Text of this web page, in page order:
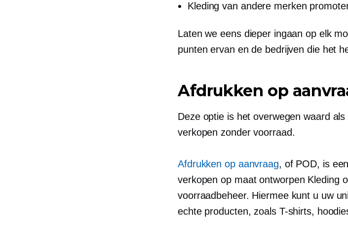
Kleding van andere merken
Laten we eens dieper ingaan op elk
punten ervan en de bedrijven die het
Afdrukken op
Deze optie is het overwegen waard
verkopen zonder voorraad.
Afdrukken op aanvraag, of POD, is
verkopenop maat ontworpen Kleding
voorraadbeheer. Hiermee kunt u uw
echte producten, zoals T-shirts,